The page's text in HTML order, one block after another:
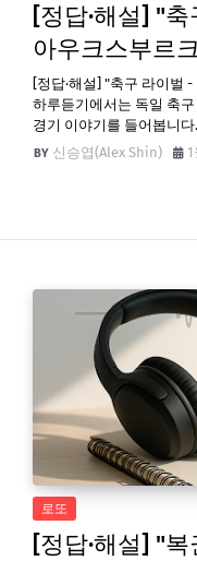
[정답·해설] "
아우크스부르
[정답·해설] "축구 라이벌
하루듣기에서는 독일 축
경기 이야기를 들어봅니
신승엽(Alex Shin)
로또
[정답·해설] "